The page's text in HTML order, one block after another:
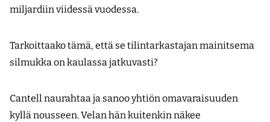
miljardiin viidessä vuodessa.
Tarkoittaako tämä, että se tilintarkastajan mainitsema
silmukka on kaulassa jatkuvasti?
Cantell naurahtaa ja sanoo yhtiön omavaraisuuden
kyllä nousseen. Velan hän kuitenkin näkee